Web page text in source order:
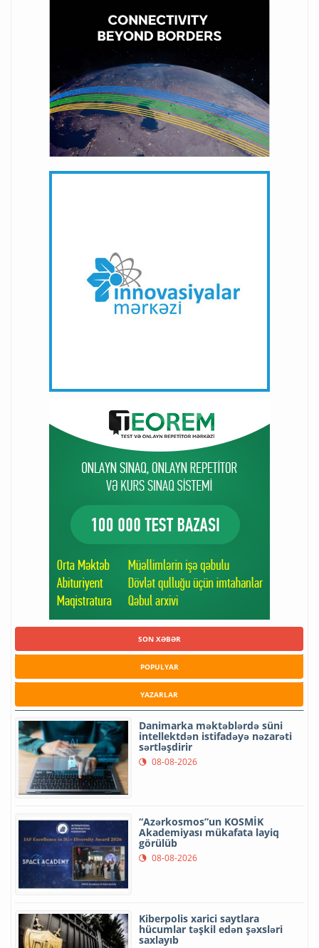
SON XƏBƏR
POPULYAR
YAZARLAR
Danimarka məktəblərdə süni
intellektdən istifadəyə nəzarəti
sərtləşdirir
08-08-2026
“Azərkosmos”un KOSMİK
Akademiyası mükafata layiq
görülüb
08-08-2026
Kiberpolis xarici saytlara
hücumlar təşkil edən şəxsləri
saxlayıb